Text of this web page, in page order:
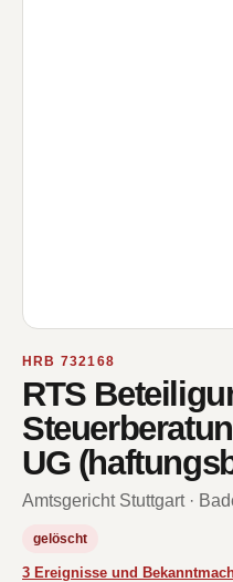
HRB 732168
RTS
UG
Amtsgericht Stuttgart ·
gelöscht
3 Ereignisse und